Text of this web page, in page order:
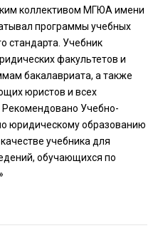
коллективом МГЮА имени
программы учебных
стандарта. Учебник
факультетов и
бакалавриата, а также
юристов и всех
Учебно-
юридическому образованию
учебника для
обучающихся по